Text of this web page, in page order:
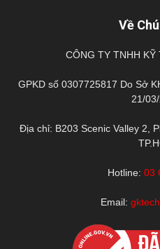
Về
CÔNG TY TNHH KỸ
GPKD số 0307725817 Do Sở
21/
Địa chỉ: B203 Scenic Valley 2,
Hotline: 03
Email: